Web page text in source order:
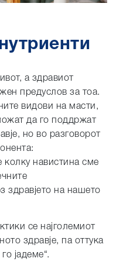
а здравиот
предуслов за тоа.
видови на масти,
да го поддржат
но во разговорот
навистина сме
здравјето на нашето
се најголемиот
здравје, па оттука
јадеме“.